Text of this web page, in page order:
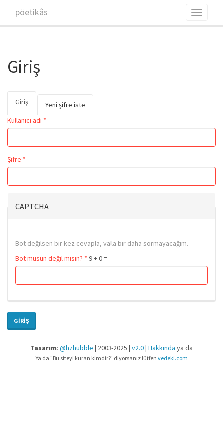
pöetikâs
Toggle
Giriş
Birincil sekmeler
Giriş
Yeni şifre iste
Kullanıcı adı *
Şifre *
CAPTCHA
Bot değilsen bir kez cevapla, valla bir daha sormayacağım.
Bot musun değil misin? * 9 + 0 =
GIRIŞ
Tasarım: @hzhubble | 2003-2025 | v2.0| Hakkında ya da
Ya da "Bu siteyi kuran kimdir?" diyorsanız lütfen vedeki.com